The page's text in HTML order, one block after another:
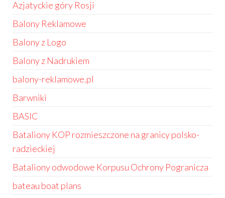
Azjatyckie góry Rosji
Balony Reklamowe
Balony z Logo
Balony z Nadrukiem
balony-reklamowe.pl
Barwniki
BASIC
Bataliony KOP rozmieszczone na granicy polsko-
radzieckiej
Bataliony odwodowe Korpusu Ochrony Pogranicza
bateau boat plans